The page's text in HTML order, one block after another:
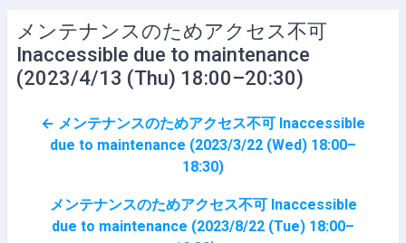
メンテナンスのためアクセス不可
Inaccessible due to maintenance
(2023/4/13 (Thu) 18:00–20:30)
← メンテナンスのためアクセス不可 Inaccessible
due to maintenance (2023/3/22 (Wed) 18:00–
18:30)
メンテナンスのためアクセス不可 Inaccessible
due to maintenance (2023/8/22 (Tue) 18:00–